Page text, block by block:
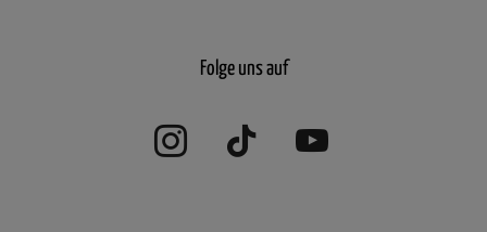
Folge uns auf
InstagramTikTok YouTube